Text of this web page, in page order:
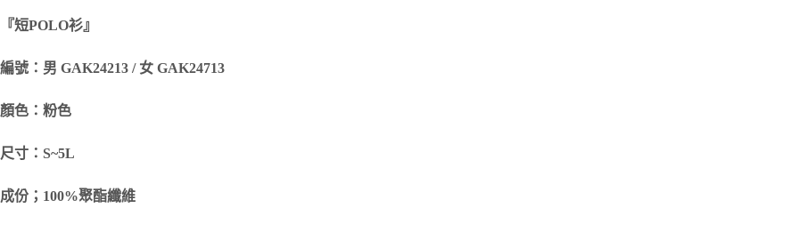
『短POLO衫』
編號：男 GAK24213 / 女 GAK24713
顏色：粉色
尺寸：S~5L
成份；100%聚酯纖維